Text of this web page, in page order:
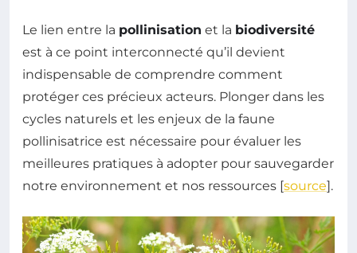
Le lien entre la pollinisation et la biodiversité
est à ce point interconnecté qu’il devient
indispensable de comprendre comment
protéger ces précieux acteurs. Plonger dans les
cycles naturels et les enjeux de la faune
pollinisatrice est nécessaire pour évaluer les
meilleures pratiques à adopter pour sauvegarder
notre environnement et nos ressources [source].